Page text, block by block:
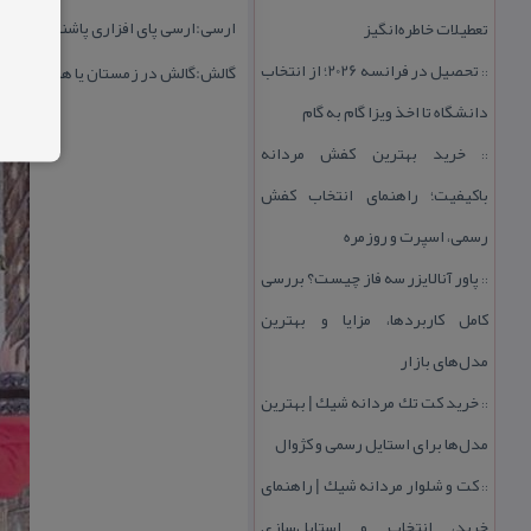
تعطیلات خاطره‌انگیز
::
تحصیل در فرانسه 2026؛ از انتخاب
دانشگاه تا اخذ ویزا گام به گام
::خرید بهترین كفش مردانه
باكیفیت؛ راهنمای انتخاب كفش
رسمی، اسپرت و روزمره
:: پاور آنالایزر سه فاز چیست؟ بررسی
كامل كاربردها، مزایا و بهترین
مدل‌های بازار
::خرید كت تك مردانه شیك | بهترین
مدل‌ها برای استایل رسمی و كژوال
::كت و شلوار مردانه شیك | راهنمای
ارسی:ارسی پای افزاری پاشنه دار
گالش:گالش در زمستان یا هنگام كار